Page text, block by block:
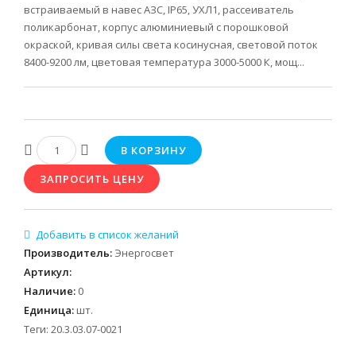
встраиваемый в навес АЗС, IP65, УХЛ1, рассеиватель
поликарбонат, корпус алюминиевый с порошковой
окраской, кривая силы света косинусная, световой поток
8400-9200 лм, цветовая температура 3000-5000 К, мощ...
Производитель: Энергосвет
Артикул:
Наличие: 0
Единица: шт.
Теги: 20.3.03.07-0021